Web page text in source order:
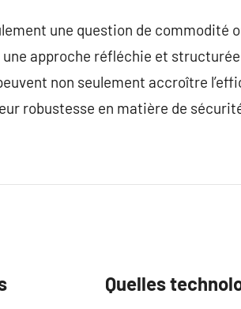
une question de commodité
approche réfléchie et
non seulement accroître
robustesse en matière de
Quelles